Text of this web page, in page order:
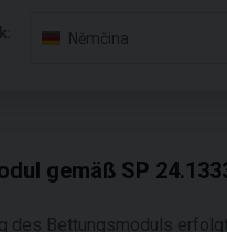
Němčina
gemäß SP
des Bettungsmoduls